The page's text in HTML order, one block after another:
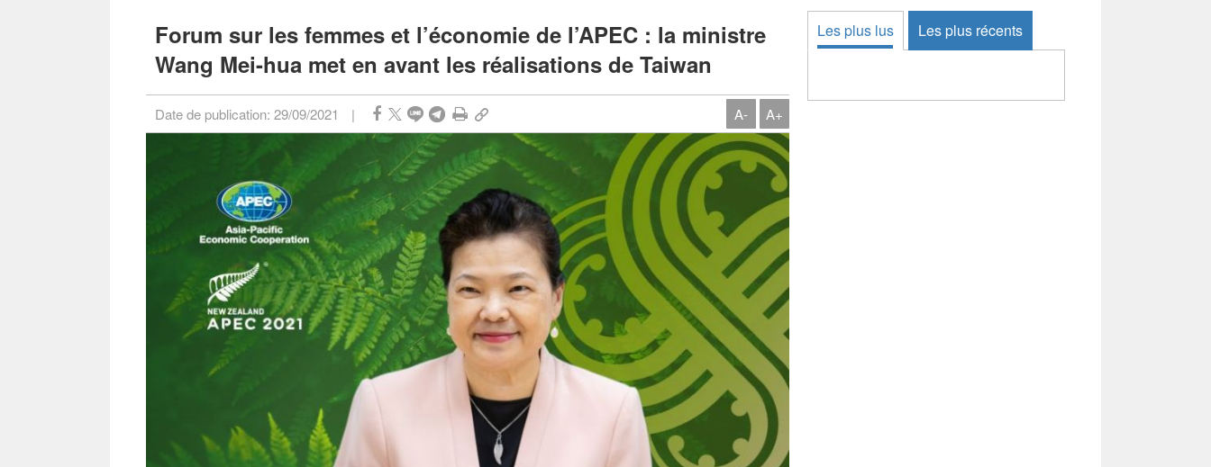
Forum sur les femmes et l’économie de l’APEC : la ministre
Wang Mei-hua met en avant les réalisations de Taiwan
Date de publication: 29/09/2021 | A- A+
Les plus lus Les plus récents